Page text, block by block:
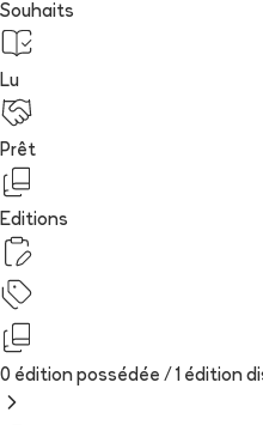
Souhaits
Lu
Prêt
Editions
0 édition possédée / 1 édition